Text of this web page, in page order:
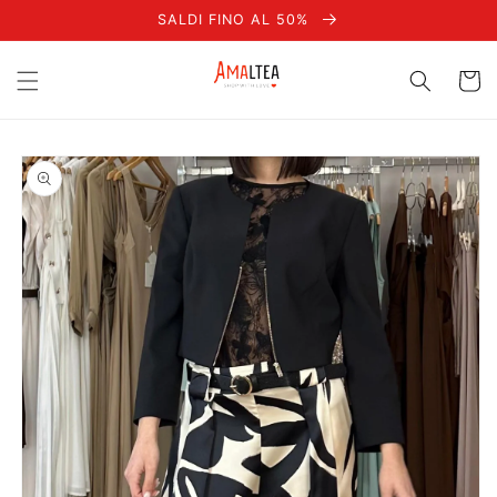
ai contenuti
SALDI FINO AL 50%
Carrello
Passa alle
informazioni
sul prodotto